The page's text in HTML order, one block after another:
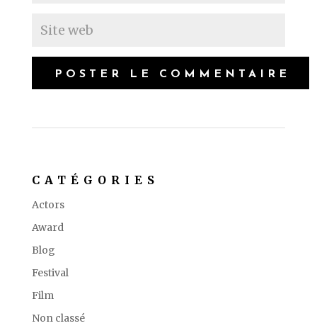
CATÉGORIES
Actors
Award
Blog
Festival
Film
Non classé